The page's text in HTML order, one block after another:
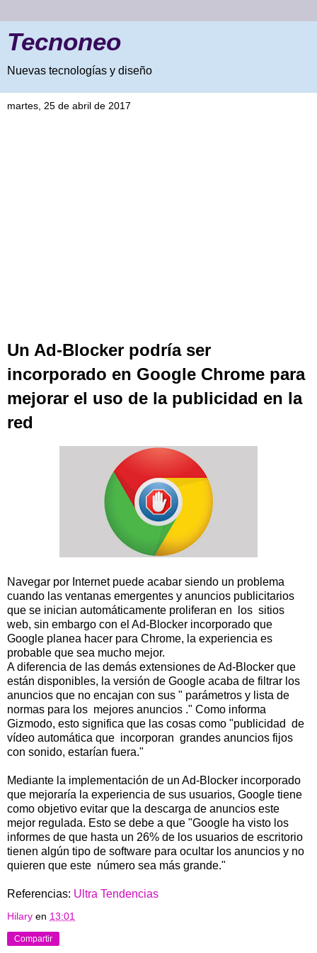
Tecnoneo
Nuevas tecnologías y diseño
martes, 25 de abril de 2017
Un Ad-Blocker podría ser
incorporado en Google Chrome para
mejorar el uso de la publicidad en la
red
Navegar por Internet puede acabar siendo un problema
cuando las ventanas emergentes y anuncios publicitarios
que se inician automáticamente proliferan en los sitios
web, sin embargo con el Ad-Blocker incorporado que
Google planea hacer para Chrome, la experiencia es
probable que sea mucho mejor.
A diferencia de las demás extensiones de Ad-Blocker que
están disponibles, la versión de Google acaba de filtrar los
anuncios que no encajan con sus " parámetros y lista de
normas para los mejores anuncios ." Como informa
Gizmodo, esto significa que las cosas como "publicidad de
vídeo automática que incorporan grandes anuncios fijos
con sonido, estarían fuera."
Mediante la implementación de un Ad-Blocker incorporado
que mejoraría la experiencia de sus usuarios, Google tiene
como objetivo evitar que la descarga de anuncios este
mejor regulada. Esto se debe a que "Google ha visto los
informes de que hasta un 26% de los usuarios de escritorio
tienen algún tipo de software para ocultar los anuncios y no
quieren que este número sea más grande."
Referencias: Ultra Tendencias
Hilary en 13:01
Compartir